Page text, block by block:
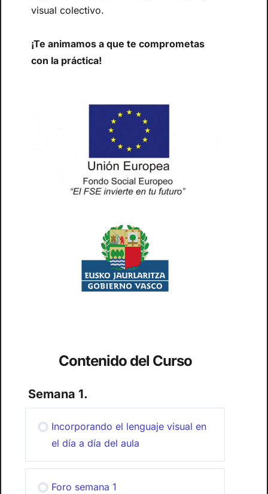
visual colectivo.
¡Te animamos a que te comprometas
con la práctica!
Contenido del Curso
Semana 1.
Incorporando el lenguaje visual en
el día a día del aula
Foro semana 1